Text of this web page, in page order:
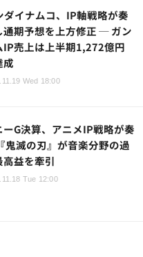
ダイナムコ、IP軸戦略が奏
通期予想を上方修正 ─ ガン
IP売上は上半期1,272億円
成
Wed 18:00
ーG決算、アニメIP戦略が奏
鬼滅の刃』が音楽分野の過
高益を牽引
Tue 12:00